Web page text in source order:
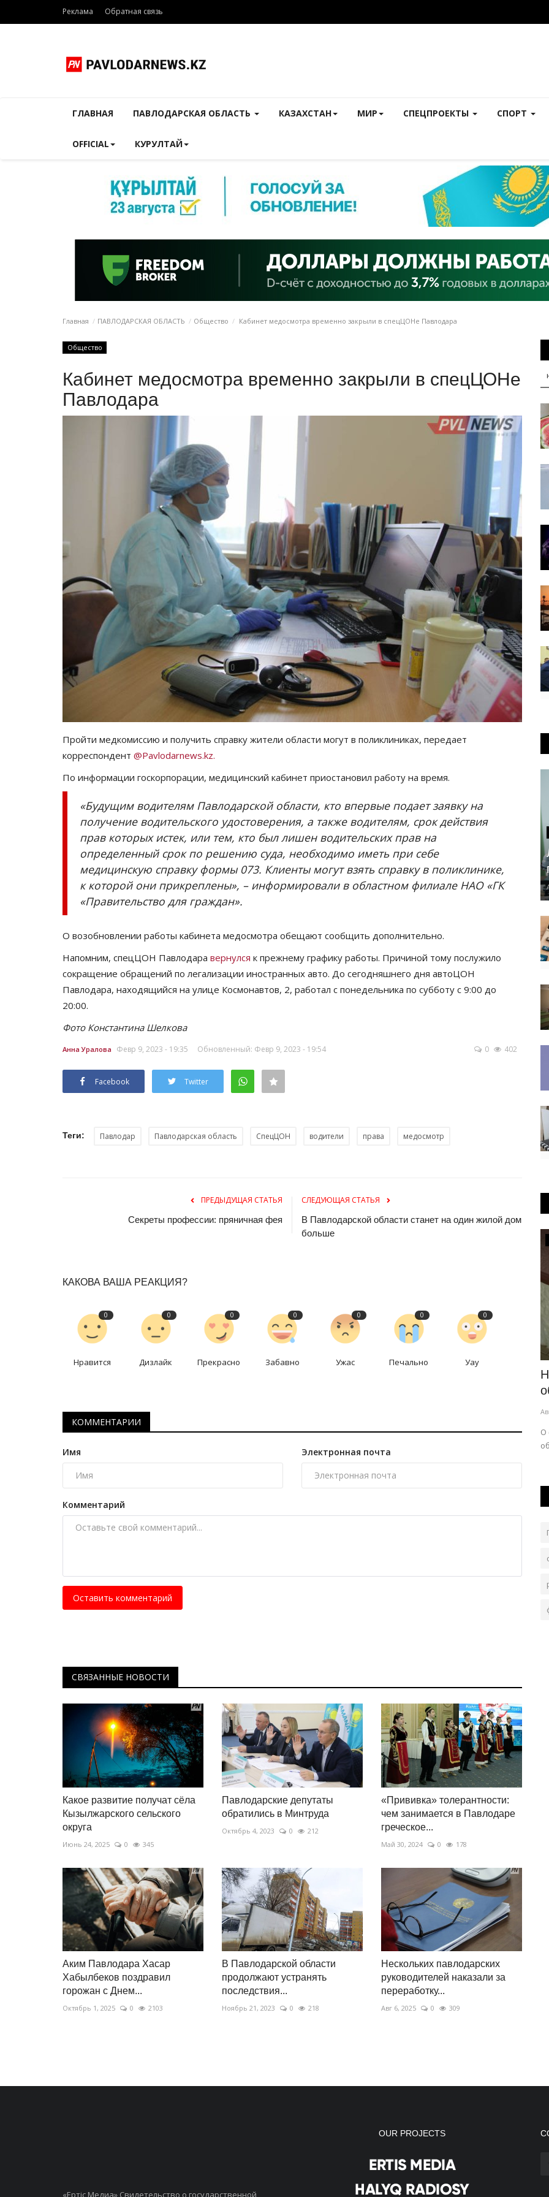
Реклама Обратная связь
ГЛАВНАЯ ПАВЛОДАРСКАЯ ОБЛАСТЬ КАЗАХСТАН МИР СПЕЦПРОЕКТЫ СПОРТ
OFFICIAL КУРУЛТАЙ
Главная ПАВЛОДАРСКАЯ ОБЛАСТЬ Общество Кабинет медосмотра временно закрыли в спецЦОНе Павлодара
Общество
Кабинет медосмотра временно закрыли в спецЦОНе
Павлодара
Пройти медкомиссию и получить справку жители области могут в поликлиниках, передает
корреспондент @Pavlodarnews.kz.
По информации госкорпорации, медицинский кабинет приостановил работу на время.
«Будущим водителям Павлодарской области, кто впервые подает заявку на
получение водительского удостоверения, а также водителям, срок действия
прав которых истек, или тем, кто был лишен водительских прав на
определенный срок по решению суда, необходимо иметь при себе
медицинскую справку формы 073. Клиенты могут взять справку в поликлинике,
к которой они прикреплены», – информировали в областном филиале НАО «ГК
«Правительство для граждан».
О возобновлении работы кабинета медосмотра обещают сообщить дополнительно.
Напомним, спецЦОН Павлодара вернулся к прежнему графику работы. Причиной тому послужило
сокращение обращений по легализации иностранных авто. До сегодняшнего дня автоЦОН
Павлодара, находящийся на улице Космонавтов, 2, работал с понедельника по субботу с 9:00 до
20:00.
Фото Константина Шелкова
Анна Уралова Февр 9, 2023 - 19:35 Обновленный: Февр 9, 2023 - 19:54 0 402
Facebook Twitter
Теги: Павлодар Павлодарская область СпецЦОН водители права медосмотр
ПРЕДЫДУЩАЯ СТАТЬЯ
Секреты профессии: пряничная фея
СЛЕДУЮЩАЯ СТАТЬЯ
В Павлодарской области станет на один жилой дом
больше
КАКОВА ВАША РЕАКЦИЯ?
0
Нравится
0
Дизлайк
0
Прекрасно
0
Забавно
0
Ужас
0
Печально
0
Уау
КОММЕНТАРИИ
Имя Электронная почта
Комментарий
Оставить комментарий
СВЯЗАННЫЕ НОВОСТИ
Какое развитие получат сёла
Кызылжарского сельского
округа
Июнь 24, 2025 0 345
Павлодарские депутаты
обратились в Минтруда
Октябрь 4, 2023 0 212
«Прививка» толерантности:
чем занимается в Павлодаре
греческое...
Май 30, 2024 0 178
Аким Павлодара Хасар
Хабылбеков поздравил
горожан с Днем...
Октябрь 1, 2025 0 2103
В Павлодарской области
продолжают устранять
последствия...
Ноябрь 21, 2023 0 218
Нескольких павлодарских
руководителей наказали за
переработку...
Авг 6, 2025 0 309
коробке из-под обуви.
Обновление стало возможным благодаря программе
О
«Ертiс Медиа» Свидетельство о государственной
OUR PROJECTS